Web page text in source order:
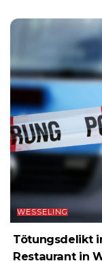
WESSELING
Tötungsdelikt
Restaurant in